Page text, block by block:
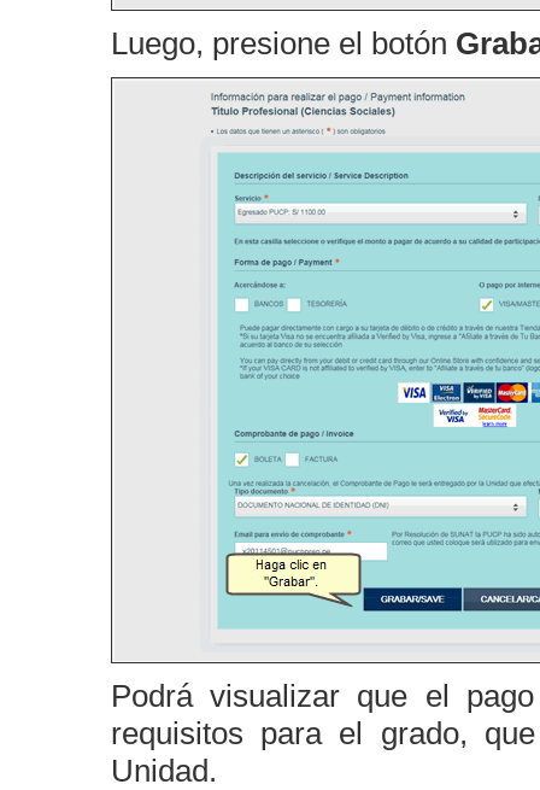
Luego, presione el botón
Podrá visualizar que el
requisitos para el grado,
Unidad.